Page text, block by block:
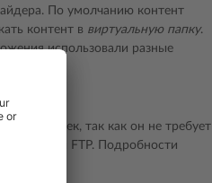
По умолчанию контент
контент в виртуальную папку.
использовали разные
человек, так как он не требует
FTP. Подробности